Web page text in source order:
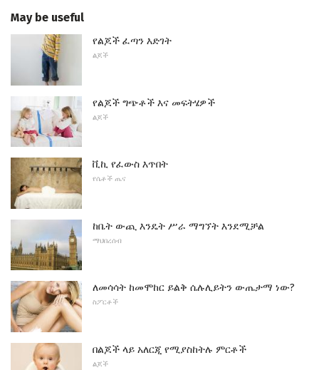
May be useful
የልጆች ፈጣን እድገት
ልጆች
የልጆች ግጭቶች እና መፍትሄዎች
ልጆች
ቪኪ የፈውስ እጥበት
የሴቶች ጤና
ከቤት ውጪ እንዴት ሥራ ማግኘት እንደሚቻል
ማህበረሰብ
ለመሳሳት ከመሞከር ይልቅ ሴሉሊይትን ውጤታማ ነው?
ስፖርቶች
በልጆች ላይ አለርጂ የሚያስከትሉ ምርቶች
ልጆች